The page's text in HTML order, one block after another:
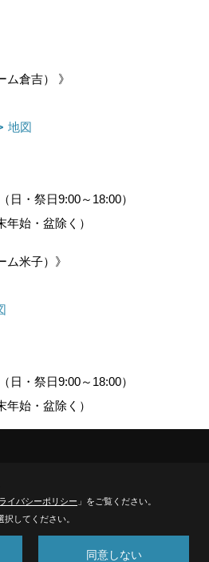
ム倉吉） 》
地図
日・祭日9:00～18:00）
年始・盆除く）
ム米子）》
日・祭日9:00～18:00）
年始・盆除く）
イバシーポリシー 」をご覧ください。
してください。
同意しない